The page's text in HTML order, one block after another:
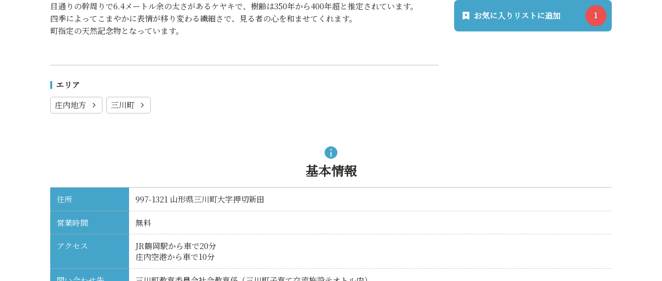
目通りの幹周りで6.4メートル余の太さがあるケヤキで、樹齢は350年から400年超と推定されています。
四季によってこまやかに表情が移り変わる繊細さで、見る者の心を和ませてくれます。
町指定の天然記念物となっています。
エリア
庄内地方
三川町
お気に入りリストに追加
基本情報
住所 997-1321 山形県三川町大字押切新田
営業時間 無料
アクセス
JR鶴岡駅から車で20分
庄内空港から車で10分